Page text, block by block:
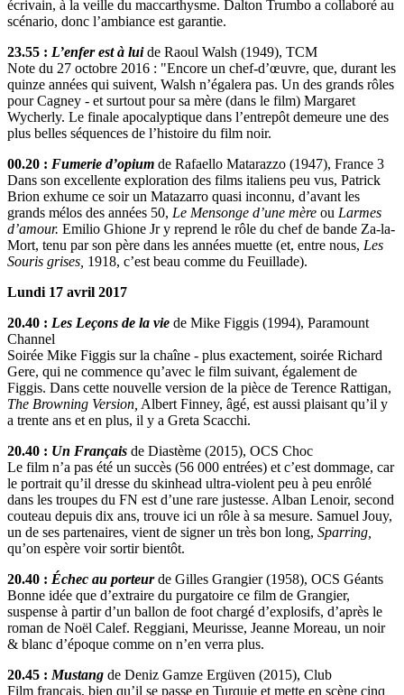
écrivain, à la veille du maccarthysme. Dalton Trumbo a collaboré au
scénario, donc l’ambiance est garantie.
23.55 : L’enfer est à luide Raoul Walsh (1949), TCM
Note du 27 octobre 2016 : "Encore un chef-d’œuvre, que, durant les
quinze années qui suivent, Walsh n’égalera pas. Un des grands rôles
pour Cagney - et surtout pour sa mère (dans le film) Margaret
Wycherly. Le finale apocalyptique dans l’entrepôt demeure une des
plus belles séquences de l’histoire du film noir.
00.20 : Fumerie d’opium de Rafaello Matarazzo (1947), France 3
Dans son excellente exploration des films italiens peu vus, Patrick
Brion exhume ce soir un Matazarro quasi inconnu, d’avant les
grands mélos des années 50, Le Mensonge d’une mère ou Larmes
d’amour. Emilio Ghione Jr y reprend le rôle du chef de bande Za-la-
Mort, tenu par son père dans les années muette (et, entre nous, Les
Souris grises, 1918, c’est beau comme du Feuillade).
Lundi 17 avril 2017
20.40 : Les Leçons de la vie de Mike Figgis (1994), Paramount
Channel
Soirée Mike Figgis sur la chaîne - plus exactement, soirée Richard
Gere, qui ne commence qu’avec le film suivant, également de
Figgis. Dans cette nouvelle version de la pièce de Terence Rattigan,
The Browning Version, Albert Finney, âgé, est aussi plaisant qu’il y
a trente ans et en plus, il y a Greta Scacchi.
20.40 : Un Français de Diastème (2015), OCS Choc
Le film n’a pas été un succès (56 000 entrées) et c’est dommage, car
le portrait qu’il dresse du skinhead ultra-violent peu à peu enrôlé
dans les troupes du FN est d’une rare justesse. Alban Lenoir, second
couteau depuis dix ans, trouve ici un rôle à sa mesure. Samuel Jouy,
un de ses partenaires, vient de signer un très bon long, Sparring,
qu’on espère voir sortir bientôt.
20.40 : Échec au porteurde Gilles Grangier (1958), OCS Géants
Bonne idée que d’extraire du purgatoire ce film de Grangier,
suspense à partir d’un ballon de foot chargé d’explosifs, d’après le
roman de Noël Calef. Reggiani, Meurisse, Jeanne Moreau, un noir
& blanc d’époque comme on n’en verra plus.
20.45 : Mustang de Deniz Gamze Ergüven (2015), Club
Film français, bien qu’il se passe en Turquie et mette en scène cinq